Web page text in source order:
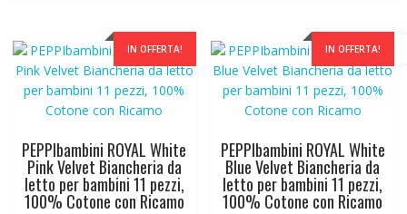
IN OFFERTA!
PEPPIbambini ROYAL White
Pink Velvet Biancheria da
letto per bambini 11 pezzi,
100% Cotone con Ricamo
IN OFFERTA!
PEPPIbambini ROYAL White
Blue Velvet Biancheria da
letto per bambini 11 pezzi,
100% Cotone con Ricamo